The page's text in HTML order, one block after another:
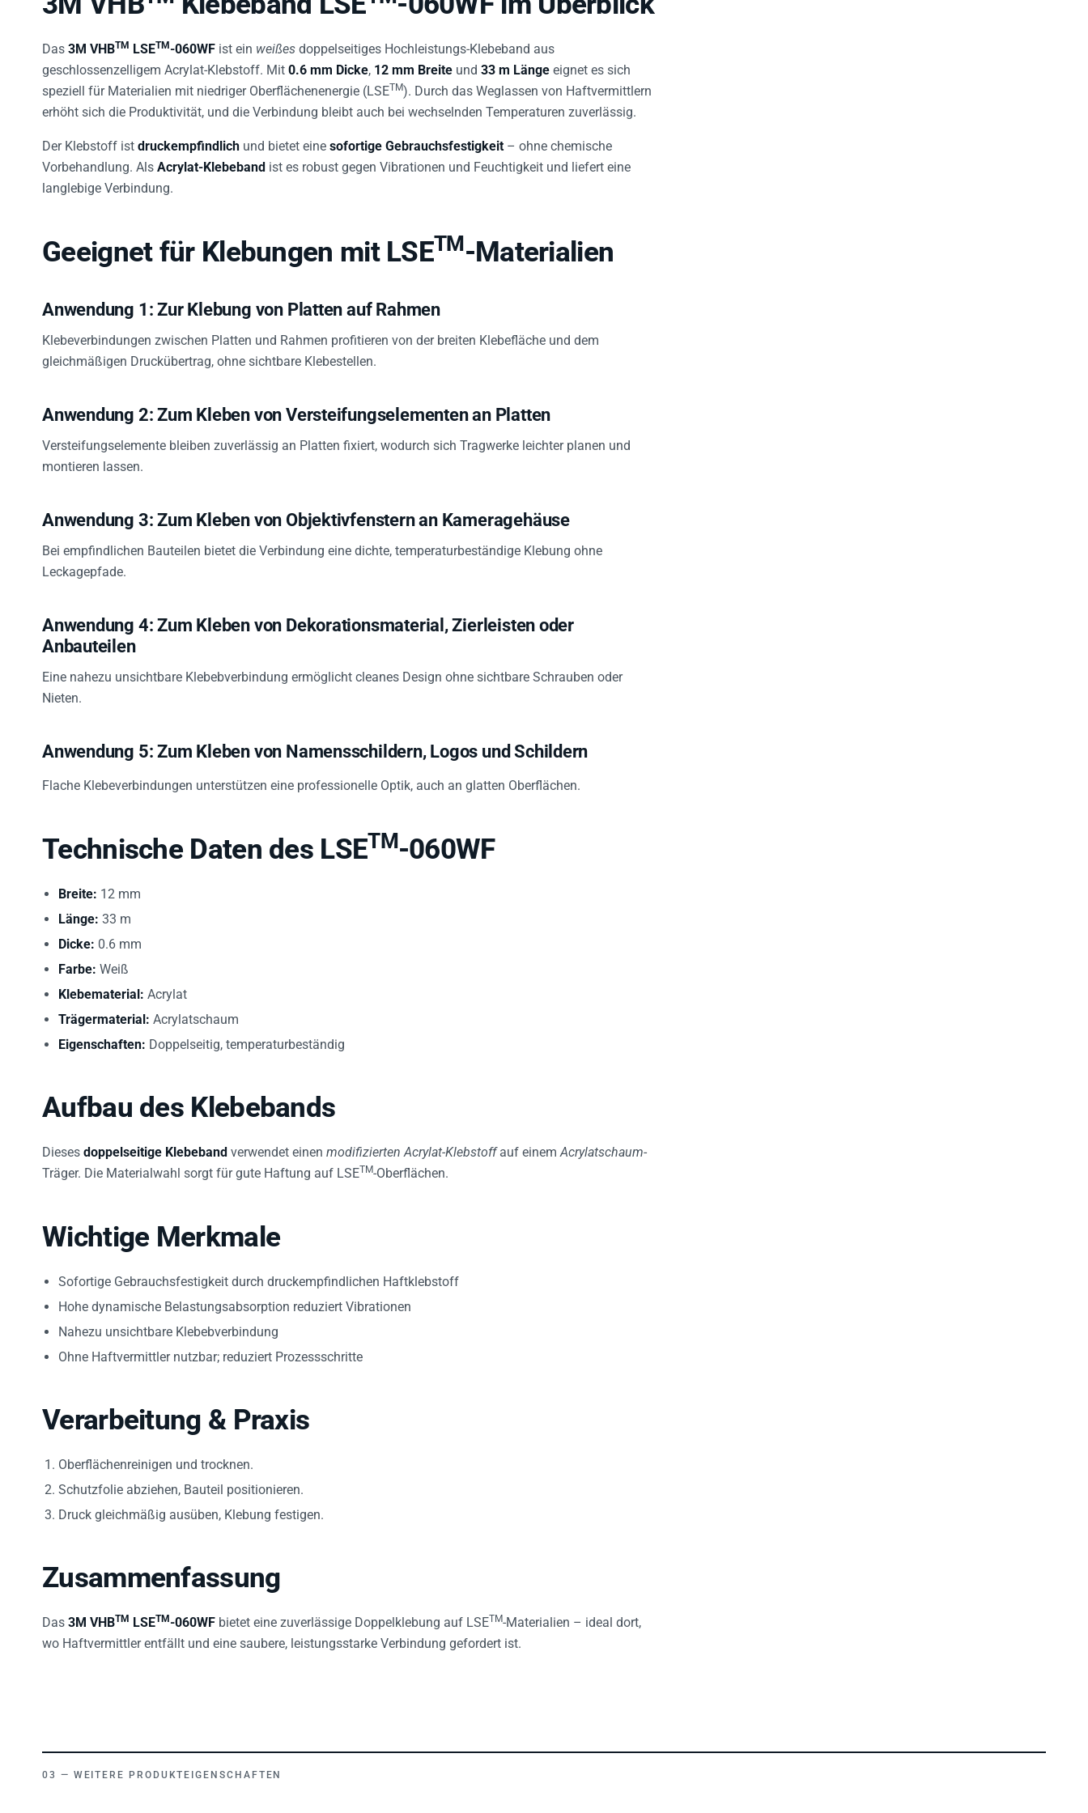
Das 3M VHBTM LSETM -060WF ist ein weißes doppelseitiges Hochleistungs-Klebeband aus
geschlossenzelligem Acrylat-Klebstoff. Mit 0.6 mm Dicke, 12 mm Breite und 33 m Länge eignet es sich
speziell für Materialien mit niedriger Oberflächenenergie (LSETM). Durch das Weglassen von Haftvermittlern
erhöht sich die Produktivität, und die Verbindung bleibt auch bei wechselnden Temperaturen zuverlässig.
Der Klebstoff ist druckempfindlich und bietet eine sofortige Gebrauchsfestigkeit – ohne chemische
Vorbehandlung. Als Acrylat-Klebeband ist es robust gegen Vibrationen und Feuchtigkeit und liefert eine
langlebige Verbindung.
Geeignet für Klebungen mit LSETM-Materialien
Anwendung 1: Zur Klebung von Platten auf Rahmen
Klebeverbindungen zwischen Platten und Rahmen profitieren von der breiten Klebefläche und dem
gleichmäßigen Druckübertrag, ohne sichtbare Klebestellen.
Anwendung 2: Zum Kleben von Versteifungselementen an Platten
Versteifungselemente bleiben zuverlässig an Platten fixiert, wodurch sich Tragwerke leichter planen und
montieren lassen.
Anwendung 3: Zum Kleben von Objektivfenstern an Kameragehäuse
Bei empfindlichen Bauteilen bietet die Verbindung eine dichte, temperaturbeständige Klebung ohne
Leckagepfade.
Anwendung 4: Zum Kleben von Dekorationsmaterial, Zierleisten oder
Anbauteilen
Eine nahezu unsichtbare Klebebverbindung ermöglicht cleanes Design ohne sichtbare Schrauben oder
Nieten.
Anwendung 5: Zum Kleben von Namensschildern, Logos und Schildern
Flache Klebeverbindungen unterstützen eine professionelle Optik, auch an glatten Oberflächen.
Technische Daten des LSETM-060WF
Breite: 12 mm
Länge: 33 m
Dicke: 0.6 mm
Farbe: Weiß
Klebematerial: Acrylat
Trägermaterial: Acrylatschaum
Eigenschaften: Doppelseitig, temperaturbeständig
Aufbau des Klebebands
Dieses doppelseitige Klebeband verwendet einen modifizierten Acrylat-Klebstoffauf einemAcrylatschaum-
Träger. Die Materialwahl sorgt für gute Haftung auf LSETM-Oberflächen.
Wichtige Merkmale
Sofortige Gebrauchsfestigkeit durch druckempfindlichen Haftklebstoff
Hohe dynamische Belastungsabsorption reduziert Vibrationen
Nahezu unsichtbare Klebebverbindung
Ohne Haftvermittler nutzbar; reduziert Prozessschritte
Verarbeitung & Praxis
Oberflächenreinigen und trocknen.
Schutzfolie abziehen, Bauteil positionieren.
Druck gleichmäßig ausüben, Klebung festigen.
Zusammenfassung
Das 3M VHBTM LSETM -060WF bietet eine zuverlässige Doppelklebung auf LSETM-Materialien – ideal dort,
wo Haftvermittler entfällt und eine saubere, leistungsstarke Verbindung gefordert ist.
WEITERE PRODUKTEIGENSCHAFTEN